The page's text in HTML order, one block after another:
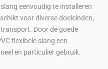
eenvoudig te installeren
voor diverse doeleinden,
Door de goede
flexibele slang een
en particulier gebruik.